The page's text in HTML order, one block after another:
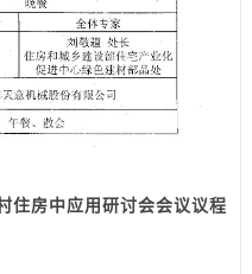
住房中应用研讨会会议议程